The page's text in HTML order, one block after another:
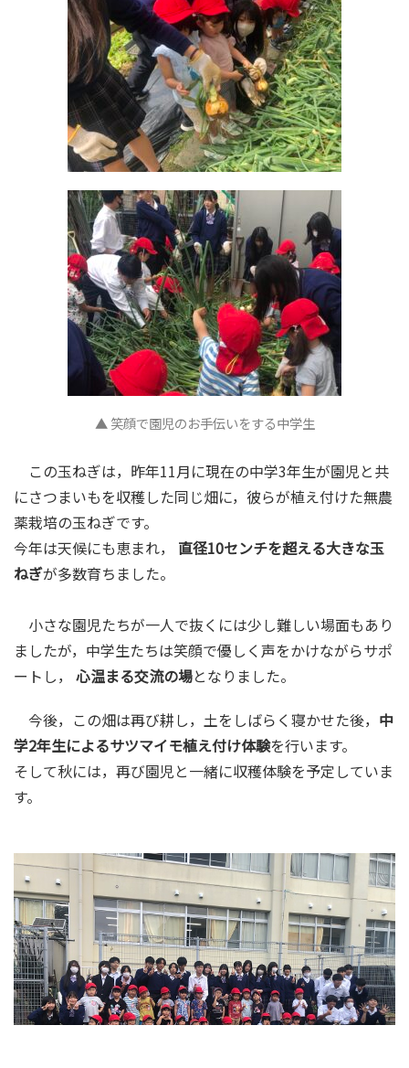
▲ 笑顔で園児のお手伝いをする中学生
この玉ねぎは，昨年11月に現在の中学3年生が園児と共
にさつまいもを収穫した同じ畑に，彼らが植え付けた無農
薬栽培の玉ねぎです。
今年は天候にも恵まれ， 直径10センチを超える大きな玉
ねぎが多数育ちました。
小さな園児たちが一人で抜くには少し難しい場面もあり
ましたが，中学生たちは笑顔で優しく声をかけながらサポ
ートし， 心温まる交流の場となりました。
今後，この畑は再び耕し，土をしばらく寝かせた後， 中
学2年生によるサツマイモ植え付け体験を行います。
そして秋には，再び園児と一緒に収穫体験を予定していま
す。